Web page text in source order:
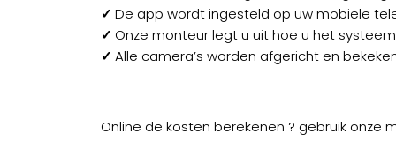
✓ De app wordt ingesteld op uw mobiele
✓ Onze monteur legt u uit hoe u het
✓ Alle camera’s worden afgericht en
Online de kosten berekenen ? gebruik onze